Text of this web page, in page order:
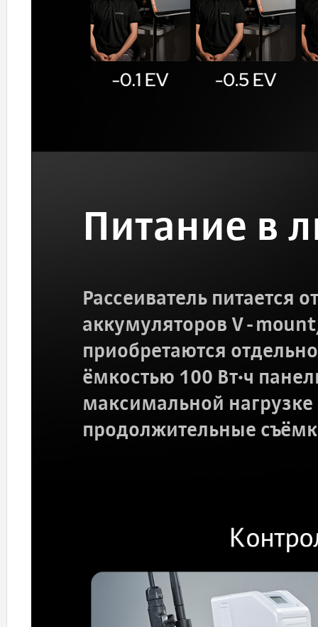
Питание в
Рассеиватель питается
аккумуляторов V-
приобретаются
ёмкостью 100 Вт·ч
максимальной
продолжительные